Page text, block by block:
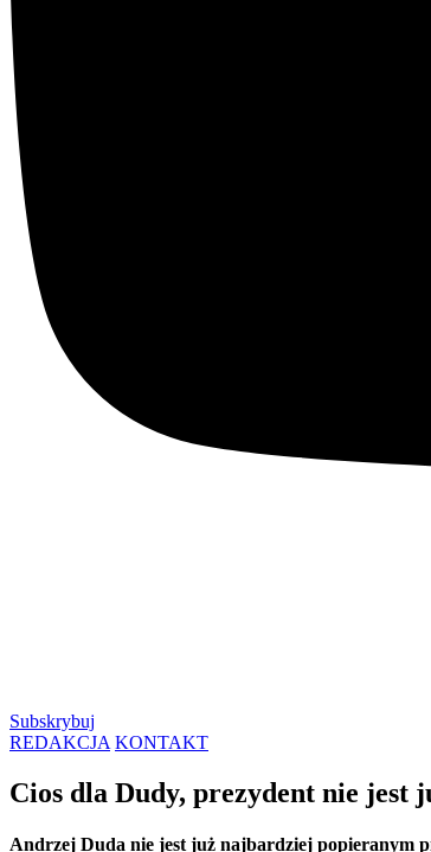
Subskrybuj
REDAKCJA KONTAKT
Cios dla Dudy, prezydent nie
Andrzej Duda nie jest już najbardziej popieranym